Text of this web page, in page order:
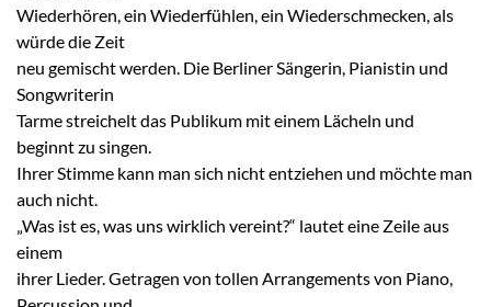
Wiederhören, ein Wiederfühlen, ein Wiederschmecken, als
würde die Zeit
neu gemischt werden. Die Berliner Sängerin, Pianistin und
Songwriterin
Tarme streichelt das Publikum mit einem Lächeln und
beginnt zu singen.
Ihrer Stimme kann man sich nicht entziehen und möchte man
auch nicht.
„Was ist es, was uns wirklich vereint?“ lautet eine Zeile aus
einem
ihrer Lieder. Getragen von tollen Arrangements von Piano,